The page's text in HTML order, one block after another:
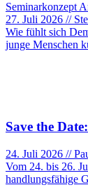
Seminarkonzept
27. Juli 2026 //
Wie fühlt sich
junge Menschen
Save the
24. Juli 2026 //
Vom 24. bis 26.
handlungsfähige